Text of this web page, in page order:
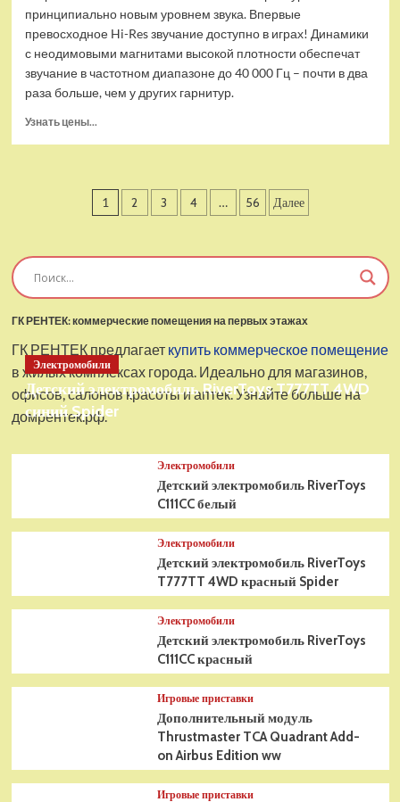
принципиально новым уровнем звука. Впервые
превосходное Hi-Res звучание доступно в играх! Динамики
с неодимовыми магнитами высокой плотности обеспечат
звучание в частотном диапазоне до 40 000 Гц – почти в два
раза больше, чем у других гарнитур.
Узнать цены...
наушники
Arctis
Пагинация
1 2 3 4 … 56 Далее
ГК РЕНТЕК: коммерческие помещения на первых этажах
ГК РЕНТЕК предлагает купить коммерческое помещение
в жилых комплексах города. Идеально для магазинов,
офисов, салонов красоты и аптек. Узнайте больше на
домрентек.рф.
Электромобили
Детский электромобиль RiverToys T777TT 4WD
синий Spider
Электромобили
Детский электромобиль RiverToys
C111CC белый
Электромобили
Детский электромобиль RiverToys
T777TT 4WD красный Spider
Электромобили
Детский электромобиль RiverToys
C111CC красный
Игровые приставки
Дополнительный модуль
Thrustmaster TCA Quadrant Add-
on Airbus Edition ww
Игровые приставки